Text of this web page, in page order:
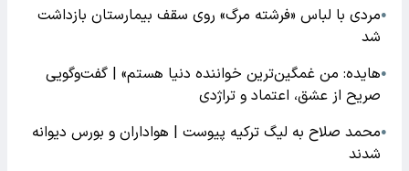
●مردی با لباس «فرشته مرگ» روی سقف بیمارستان بازداشت
شد
●هایده: من غمگین‌ترین خواننده دنیا هستم» | گفت‌وگویی
صریح از عشق، اعتماد و تراژدی
●محمد صلاح به لیگ ترکیه پیوست | هواداران و بورس دیوانه
شدند